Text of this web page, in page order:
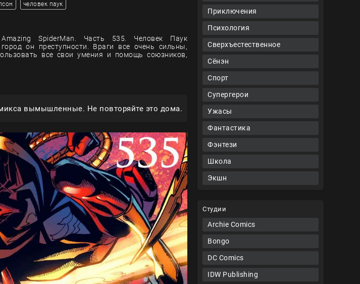
Приключения
Психология
Сверхъестественное
Сёнэн
Спорт
Супергерои
Ужасы
Фантастика
Фэнтези
Школа
Экшн
Студии
Archie Comics
Bongo
DC Comics
IDW Publishing
человек паук
SpiderMan. Часть 535. Человек Паук
он преступности. Враги все очень сильны,
все свои умения и помощь союзников,
вымышленные. Не повторяйте это дома.